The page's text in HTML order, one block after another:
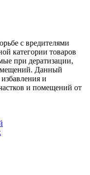
с вредителями
категории товаров
при дератизации,
Данный
и
и помещений от